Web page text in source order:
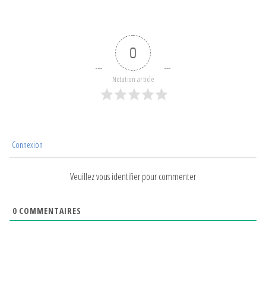
0
Notation article
Connexion
Veuillez vous identifier pour commenter
0 COMMENTAIRES